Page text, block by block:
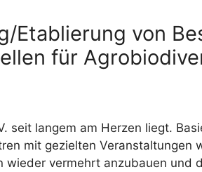
Etablierung von
für
seit langem am Herzen liegt.
mit gezielten
vermehrt anzubauen und